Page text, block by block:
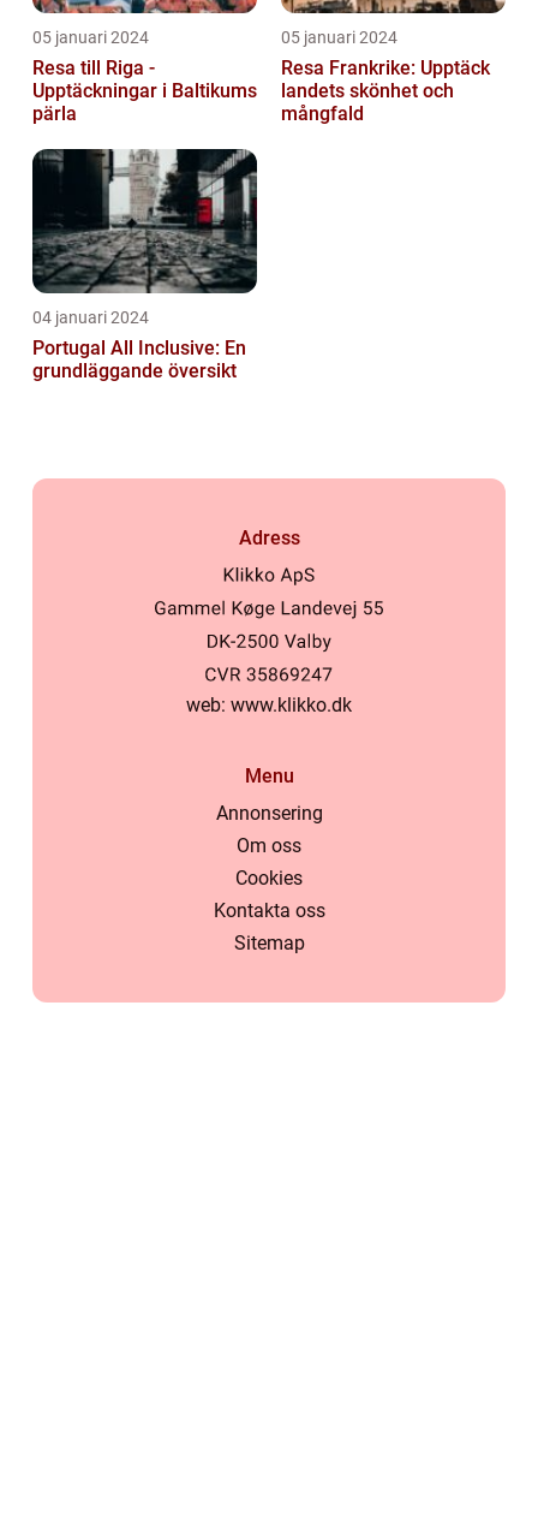
05 januari 2024
Resa till Riga -
Upptäckningar i Baltikums
pärla
05 januari 2024
Resa Frankrike: Upptäck
landets skönhet och
mångfald
04 januari 2024
Portugal All Inclusive: En
grundläggande översikt
Adress
web: www.klikko.dk
Menu
Annonsering
Om oss
Cookies
Kontakta oss
Sitemap